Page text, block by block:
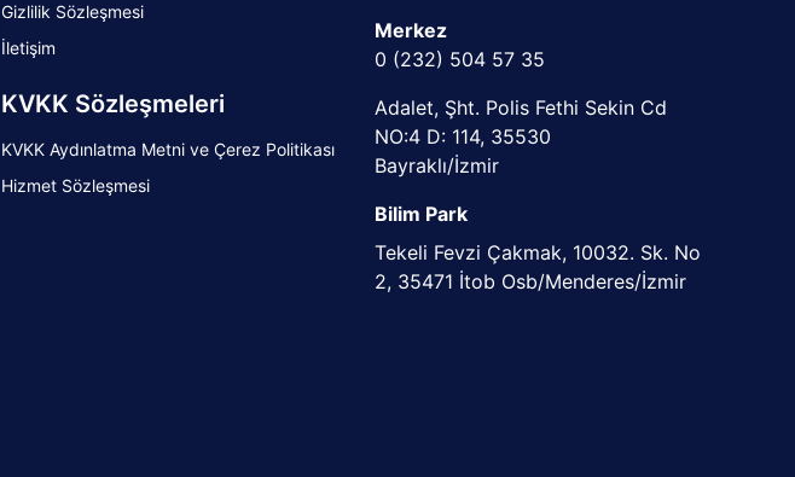
Gizlilik Sözleşmesi
İletişim
KVKK Sözleşmeleri
KVKK Aydınlatma Metni ve Çerez Politikası
Hizmet Sözleşmesi
Merkez
0 (232) 504 57 35
Adalet, Şht. Polis Fethi Sekin Cd
NO:4 D: 114, 35530
Bayraklı/İzmir
Bilim Park
Tekeli Fevzi Çakmak, 10032. Sk. No
2, 35471 İtob Osb/Menderes/İzmir